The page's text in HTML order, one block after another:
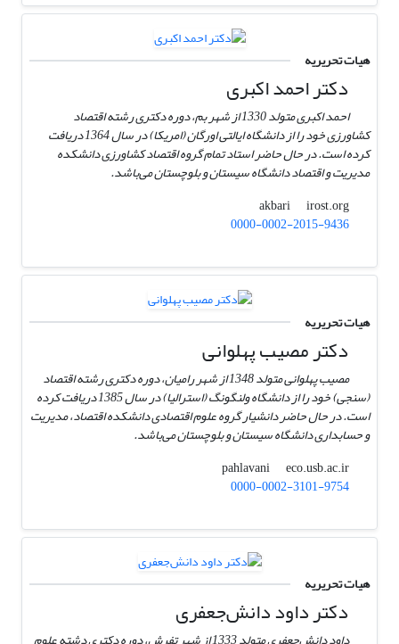
هیات تحریریه
دکتر احمد اکبری
احمد اکبری متولد 1330 از شهر بم، دوره دکتری رشته اقتصاد
کشاورزی خود را از دانشگاه ایالتی اورگان (امریکا) در سال 1364 دریافت
کرده است. در حال حاضر استاد تمام گروه اقتصاد کشاورزی دانشکده
مدیریت و اقتصاد دانشگاه سیستان و بلوچستان می‌باشد.
akbari
irost.org
0000-0002-2015-9436
هیات تحریریه
دکتر مصیب پهلوانی
مصیب پهلوانی متولد 1348 از شهر رامیان، دوره دکتری رشته اقتصاد
(سنجی) خود را از دانشگاه ولنگونگ (استرالیا) در سال 1385 دریافت کرده
است. در حال حاضر دانشیار گروه علوم اقتصادی دانشکده اقتصاد، مدیریت
و حسابداری دانشگاه سیستان و بلوچستان می‌باشد.
pahlavani
eco.usb.ac.ir
0000-0002-3101-9754
هیات تحریریه
دکتر داود دانش‌جعفری